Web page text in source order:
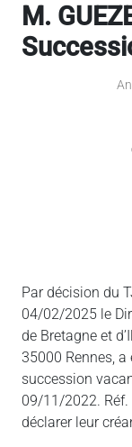
M.
Par décision du
04/02/2025 le
de Bretagne et
35000 Rennes,
succession
09/11/2022.
déclarer leur